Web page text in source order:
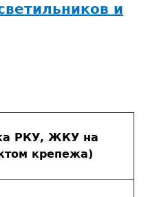
и
РКУ, ЖКУ на
крепежа)